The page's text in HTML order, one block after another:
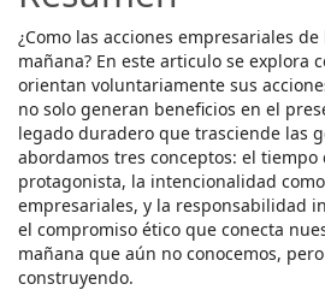
¿Como las acciones empresariales
mañana? En este articulo se explora
orientan voluntariamente sus
no solo generan beneficios en el
legado duradero que trasciende las
abordamos tres conceptos: el tiempo
protagonista, la intencionalidad
empresariales, y la responsabilidad
el compromiso ético que conecta
mañana que aún no conocemos,
construyendo.